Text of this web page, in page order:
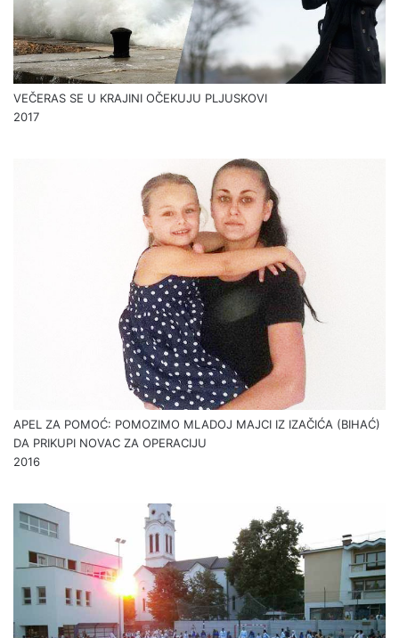
VEČERAS SE U KRAJINI OČEKUJU PLJUSKOVI
2017
APEL ZA POMOĆ: POMOZIMO MLADOJ MAJCI IZ IZAČIĆA (BIHAĆ)
DA PRIKUPI NOVAC ZA OPERACIJU
2016